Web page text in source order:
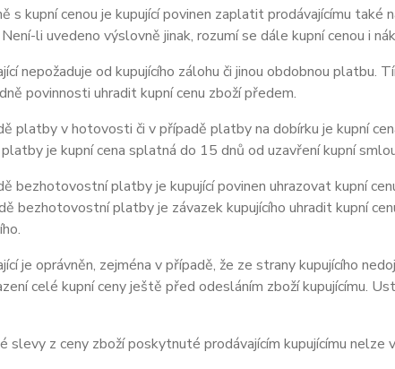
kupní cenou je kupující povinen zaplatit prodávajícímu také
li uvedeno výslovně jinak, rozumí se dále kupní cenou i
nepožaduje od kupujícího zálohu či jinou obdobnou platbu.
povinnosti uhradit kupní cenu zboží předem.
v hotovosti či v případě platby na dobírku je kupní
je kupní cena splatná do 15 dnů od uzavření kupní
platby je kupující povinen uhrazovat kupní
bezhotovostní platby je závazek kupujícího uhradit kupní
je oprávněn, zejména v případě, že ze strany kupujícího
celé kupní ceny ještě před odesláním zboží kupujícímu.
z ceny zboží poskytnuté prodávajícím kupujícímu nelze